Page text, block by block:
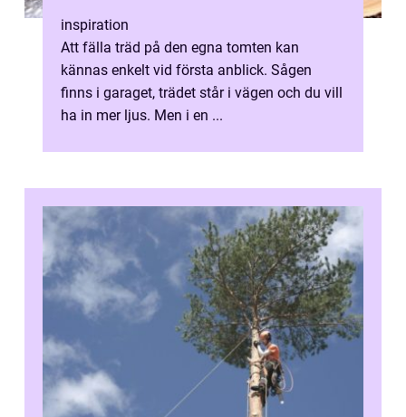
inspiration
Att fälla träd på den egna tomten kan
kännas enkelt vid första anblick. Sågen
finns i garaget, trädet står i vägen och du vill
ha in mer ljus. Men i en ...